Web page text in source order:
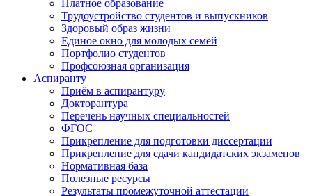
Платное образование
Трудоустройство студентов и выпускников
Здоровый образ жизни
Единое окно для молодых семей
Портфолио студентов
Профсоюзная организация
Аспиранту
Приём в аспирантуру
Докторантура
Перечень научных специальностей
ФГОС
Прикрепление для подготовки диссертации
Прикрепление для сдачи кандидатских экзаменов
Нормативная база
Полезные ресурсы
Результаты промежуточной аттестации